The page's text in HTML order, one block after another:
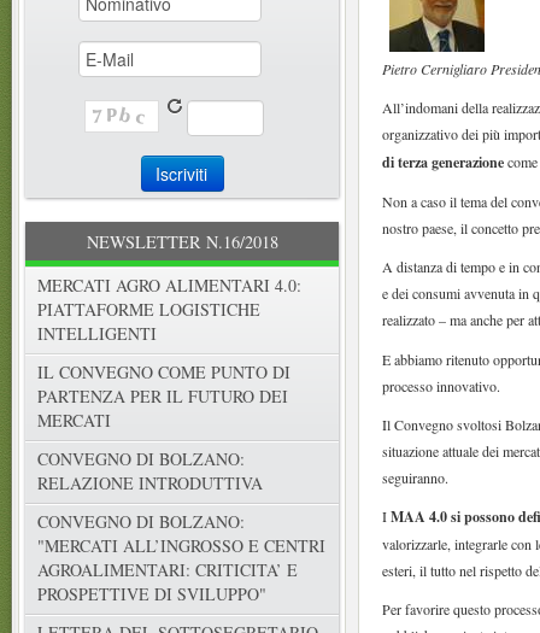
NEWSLETTER N.16/2018
MERCATI AGRO ALIMENTARI 4.0:
PIATTAFORME LOGISTICHE
INTELLIGENTI
IL CONVEGNO COME PUNTO DI
PARTENZA PER IL FUTURO DEI
MERCATI
CONVEGNO DI BOLZANO:
RELAZIONE INTRODUTTIVA
CONVEGNO DI BOLZANO:
"MERCATI ALL’INGROSSO E CENTRI
AGROALIMENTARI: CRITICITA’ E
PROSPETTIVE DI SVILUPPO"
Pietro Cernigliaro
All’indomani della
organizzativo dei più
di terza generazione
Non a caso il tema del
nostro paese, il concetto
A distanza di tempo e in
e dei consumi avvenuta in
realizzato – ma anche per
E abbiamo ritenuto
processo innovativo.
Il Convegno svoltosi
situazione attuale dei
seguiranno.
IMAA 4.0 si possono
valorizzarle, integrarle con
esteri, il tutto nel rispetto
Per favorire questo